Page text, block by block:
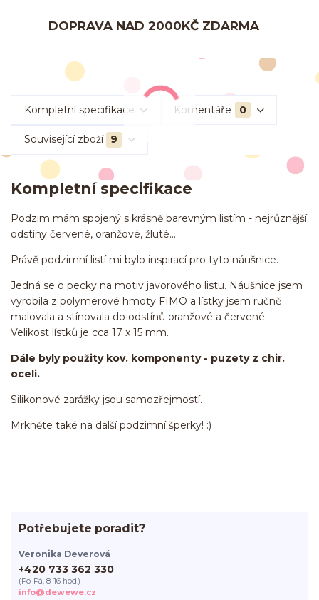
DOPRAVA NAD 2000KČ ZDARMA
Kompletní specifikace Komentáře 0
Související zboží 9
Kompletní specifikace
Podzim mám spojený s krásně barevným listím - nejrůznější
odstíny červené, oranžové, žluté...
Právě podzimní listí mi bylo inspirací pro tyto náušnice.
Jedná se o pecky na motiv javorového listu. Náušnice jsem
vyrobila z polymerové hmoty FIMO a lístky jsem ručně
malovala a stínovala do odstínů oranžové a červené.
Velikost lístků je cca 17 x 15 mm.
Dále byly použity kov. komponenty - puzety z chir.
oceli.
Silikonové zarážky jsou samozřejmostí.
Mrkněte také na další podzimní šperky! :)
Potřebujete poradit?
Veronika Deverová
+420 733 362 330
(Po-Pá, 8-16 hod.)
info@dewewe.cz